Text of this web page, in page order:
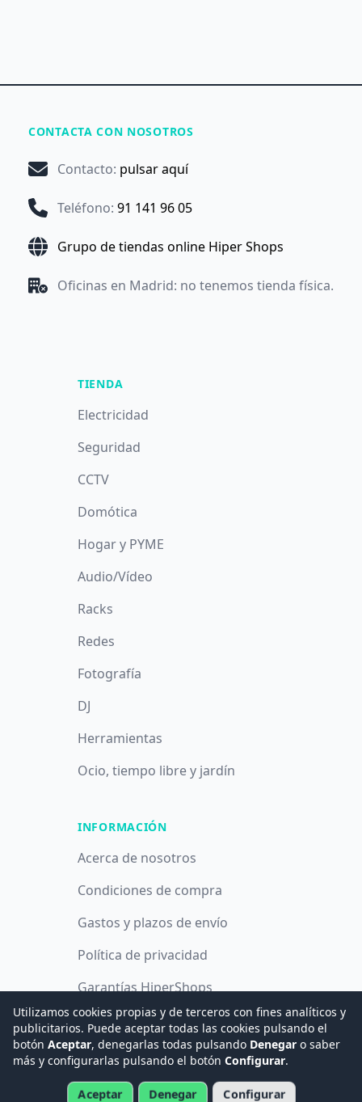
CONTACTA CON NOSOTROS
Contacto: pulsar aquí
Teléfono: 91 141 96 05
Grupo de tiendas online Hiper Shops
Oficinas en Madrid: no tenemos tienda física.
TIENDA
Electricidad
Seguridad
CCTV
Domótica
Hogar y PYME
Audio/Vídeo
Racks
Redes
Fotografía
DJ
Herramientas
Ocio, tiempo libre y jardín
INFORMACIÓN
Acerca de nosotros
Condiciones de compra
Gastos y plazos de envío
Política de privacidad
Garantías HiperShops
Política de cookies
© 2008 -2026Hogar Digital e Inmótica Ingenieros, S.L.
Utilizamos cookies propias y de terceros con fines analíticos y
publicitarios. Puede aceptar todas las cookies pulsando el
botón Aceptar, denegarlas todas pulsando Denegar o saber
más y configurarlas pulsando el botón Configurar.
Aceptar Denegar Configurar